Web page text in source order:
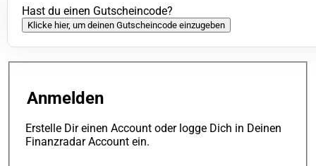
Hast du einen Gutscheincode?
Klicke hier, um deinen Gutscheincode einzugeben
Anmelden
Erstelle Dir einen Account oder logge Dich in Deinen
Finanzradar Account ein.